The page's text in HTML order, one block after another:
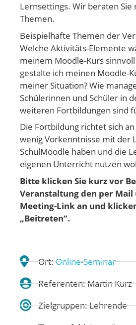
Lernsettings. Wir beraten
Themen.
Beispielhafte Themen der
Welche Aktivitäts-Elemente
meinem Moodle-Kurs sinnvoll
gestalte ich meinen Moodle-
meiner Situation? Wie
Schülerinnen und Schüler in
weiteren Fortbildungen sind
Die Fortbildung richtet sich
wenig Vorkenntnisse mit der
SchulMoodle haben und die
eigenen Unterricht nutzen
Bitte klicken Sie kurz vor
Veranstaltung den per
Meeting-Link an und
„Beitreten“.
Ort:Online-Seminar
Referenten: Martin Kurz
Zielgruppen: Lehrende